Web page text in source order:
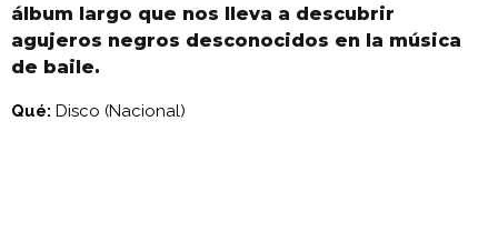
álbum largo que nos lleva a descubrir
agujeros negros desconocidos en la música
de baile.
Qué: Disco (Nacional)